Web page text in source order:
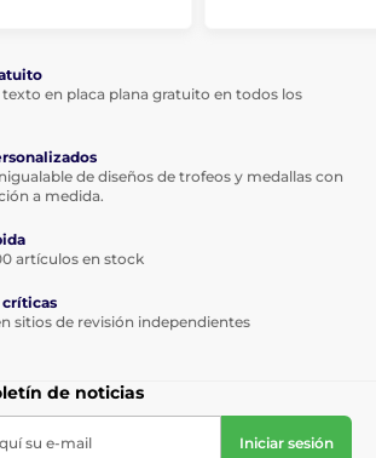
texto en placa plana gratuito en todos los
de diseños de trofeos y medallas con
a medida.
artículos en stock
críticas
sitios de revisión independientes
de noticias
su e-mail Iniciar sesión